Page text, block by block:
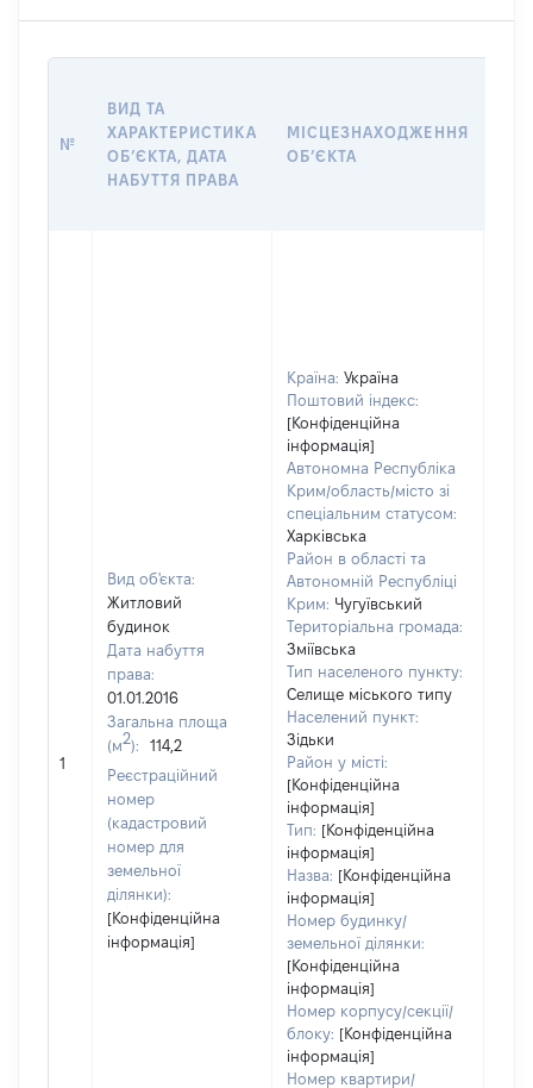
№
ВИД ТА
ХАРАКТЕРИСТИКА
ОБʼЄКТА, ДАТА
НАБУТТЯ ПРАВА
МІСЦЕЗНАХОДЖЕННЯ
ОБʼЄКТА
1
Вид об'єкта:
Житловий
будинок
Дата набуття
права:
01.01.2016
Загальна площа
(м2):
114,2
Реєстраційний
номер
(кадастровий
номер для
земельної
ділянки):
[Конфіденційна
інформація]
Країна: Україна
Поштовий індекс:
[Конфіденційна
інформація]
Автономна Республіка
Крим/область/місто зі
спеціальним статусом:
Харківська
Район в області та
Автономній Республіці
Крим: Чугуївський
Територіальна громада:
Зміївська
Тип населеного пункту:
Селище міського типу
Населений пункт:
Зідьки
Район у місті:
[Конфіденційна
інформація]
Тип: [Конфіденційна
інформація]
Назва: [Конфіденційна
інформація]
Номер будинку/
земельної ділянки:
[Конфіденційна
інформація]
Номер корпусу/секції/
блоку: [Конфіденційна
інформація]
Номер квартири/